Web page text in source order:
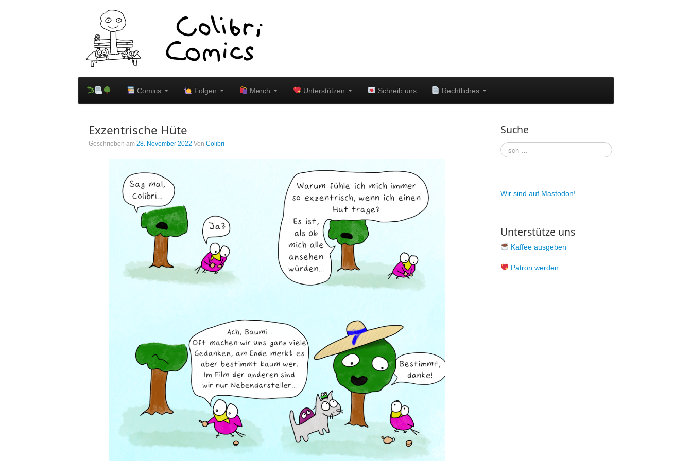
Comics Folgen Merch Unterstützen Schreib uns Rechtliches
Exzentrische Hüte
Geschrieben am 28. November 2022 Von Colibri
Suche
Wir sind auf Mastodon!
Unterstütze uns
Kaffee ausgeben
Patron werden